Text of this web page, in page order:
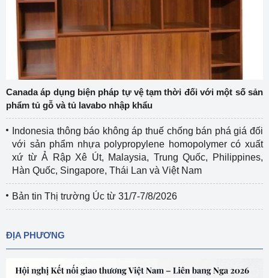
Canada áp dụng biện pháp tự vệ tạm thời đối với một số sản
phẩm tủ gỗ và tủ lavabo nhập khẩu
Indonesia thông báo không áp thuế chống bán phá giá đối
với sản phẩm nhựa polypropylene homopolymer có xuất
xứ từ Ả Rập Xê Út, Malaysia, Trung Quốc, Philippines,
Hàn Quốc, Singapore, Thái Lan và Việt Nam
Bản tin Thị trường Úc từ 31/7-7/8/2026
ĐỊA PHƯƠNG